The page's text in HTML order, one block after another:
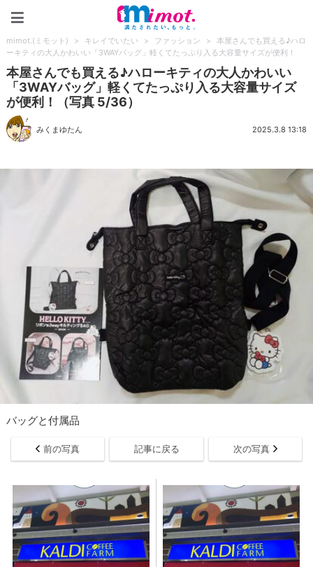
mimot.(ミモット) > キレイでいたい > ファッション >
本屋さんでも買える♪ハロ
ーキティの大人かわいい「3WAYバッグ」軽くてたっぷり入る大容量サイズが便利！
本屋さんでも買える♪ハローキティの大人かわいい
「3WAYバッグ」軽くてたっぷり入る大容量サイズ
が便利！（写真 5/36）
みくまゆたん 2025.3.8 13:18
バッグと付属品
前の写真 記事に戻る 次の写真